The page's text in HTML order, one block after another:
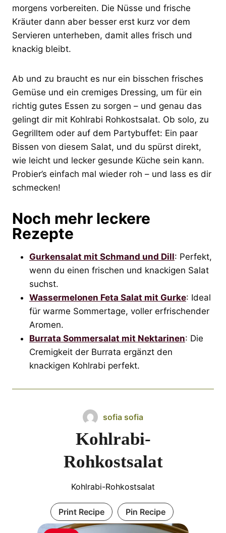
morgens vorbereiten. Die Nüsse und frische
Kräuter dann aber besser erst kurz vor dem
Servieren unterheben, damit alles frisch und
knackig bleibt.
Ab und zu braucht es nur ein bisschen frisches
Gemüse und ein cremiges Dressing, um für ein
richtig gutes Essen zu sorgen – und genau das
gelingt dir mit Kohlrabi Rohkostsalat. Ob solo, zu
Gegrilltem oder auf dem Partybuffet: Ein paar
Bissen von diesem Salat, und du spürst direkt,
wie leicht und lecker gesunde Küche sein kann.
Probier’s einfach mal wieder roh – und lass es dir
schmecken!
Noch mehr leckere
Rezepte
Gurkensalat mit Schmand und Dill: Perfekt,
wenn du einen frischen und knackigen Salat
suchst.
Wassermelonen Feta Salat mit Gurke: Ideal
für warme Sommertage, voller erfrischender
Aromen.
Burrata Sommersalat mit Nektarinen: Die
Cremigkeit der Burrata ergänzt den
knackigen Kohlrabi perfekt.
sofia sofia
Kohlrabi-
Rohkostsalat
Kohlrabi-Rohkostsalat
Print Recipe Pin Recipe